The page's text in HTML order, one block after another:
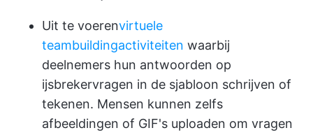
Uit te voerenvirtuele
teambuildingactiviteiten waarbij
deelnemers hun antwoorden op
ijsbrekervragen in de sjabloon schrijven of
tekenen. Mensen kunnen zelfs
afbeeldingen of GIF's uploaden om vragen